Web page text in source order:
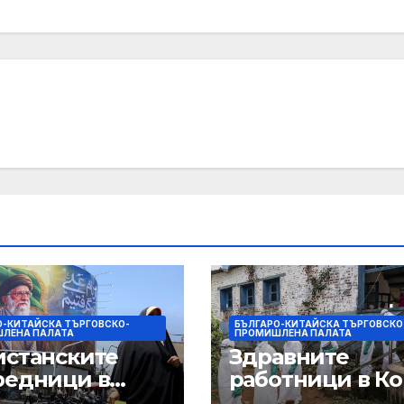
КИТАЙСКА ТЪРГОВСКО-
ПАЛАТА
в
БЪЛГАРО-КИТАЙСКА
ПРОМИШЛЕНА ПАЛАТА
Здравните
работници в